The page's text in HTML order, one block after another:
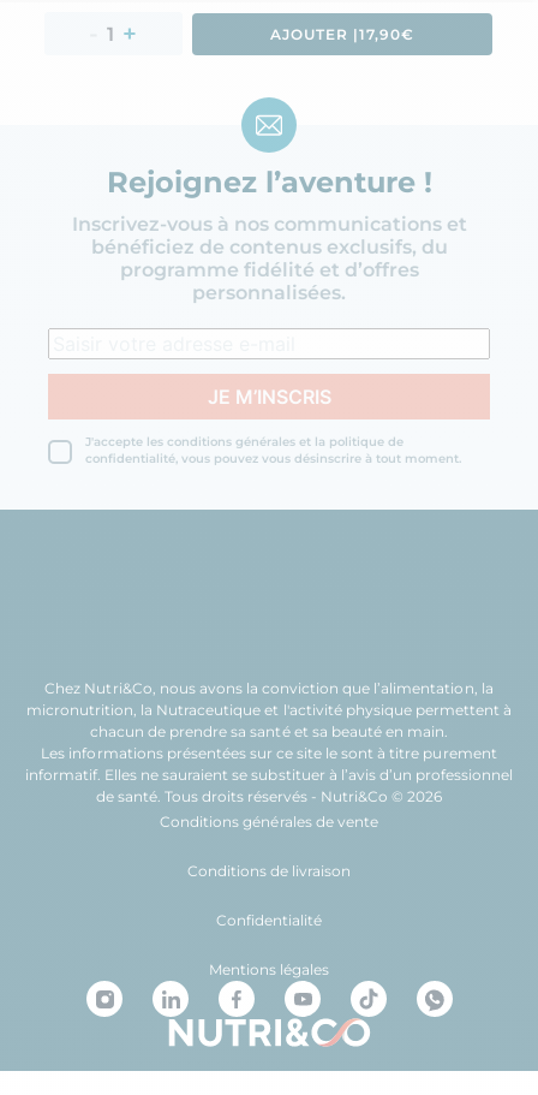
AJOUTER |17,90€
Rejoignez l’aventure !
Inscrivez-vous à nos communications et
bénéficiez de contenus exclusifs, du
programme fidélité et d’offres
personnalisées.
J'accepte les conditions générales et la politique de
confidentialité, vous pouvez vous désinscrire à tout moment.
Chez Nutri&Co, nous avons la conviction que l’alimentation, la
micronutrition, la Nutraceutique et l'activité physiquepermettent à
chacun de prendre sasantéet sa beautéen main.
Les informations présentées sur ce site le sont à titre purement
informatif. Elles ne sauraient se substituer à l’avis d’un professionnel
de santé. Tous droits réservés - Nutri&Co © 2026
Conditions générales de vente
Conditions de livraison
Confidentialité
Mentions légales